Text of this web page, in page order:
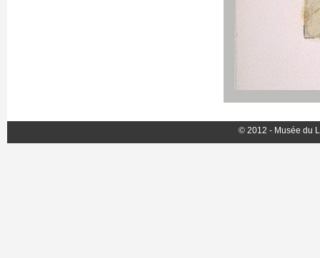
© 2012 - Musée du